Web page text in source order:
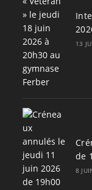
13
de
8